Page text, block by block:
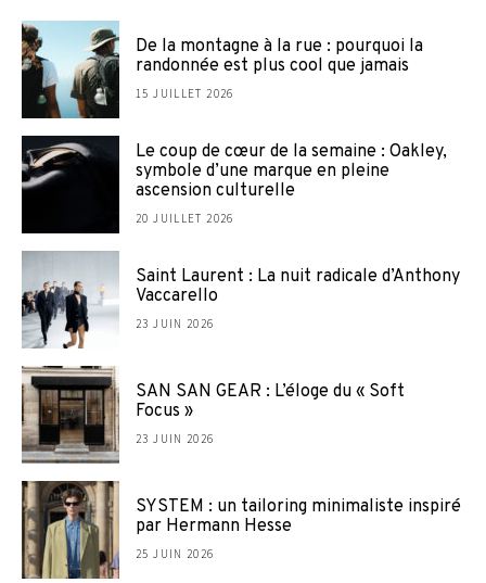
De la montagne à la rue : pourquoi la
randonnée est plus cool que jamais
15 JUILLET 2026
Le coup de cœur de la semaine : Oakley,
symbole d’une marque en pleine
ascension culturelle
20 JUILLET 2026
Saint Laurent : La nuit radicale d’Anthony
Vaccarello
23 JUIN 2026
SAN SAN GEAR : L’éloge du « Soft
Focus »
23 JUIN 2026
SYSTEM : un tailoring minimaliste inspiré
par Hermann Hesse
25 JUIN 2026